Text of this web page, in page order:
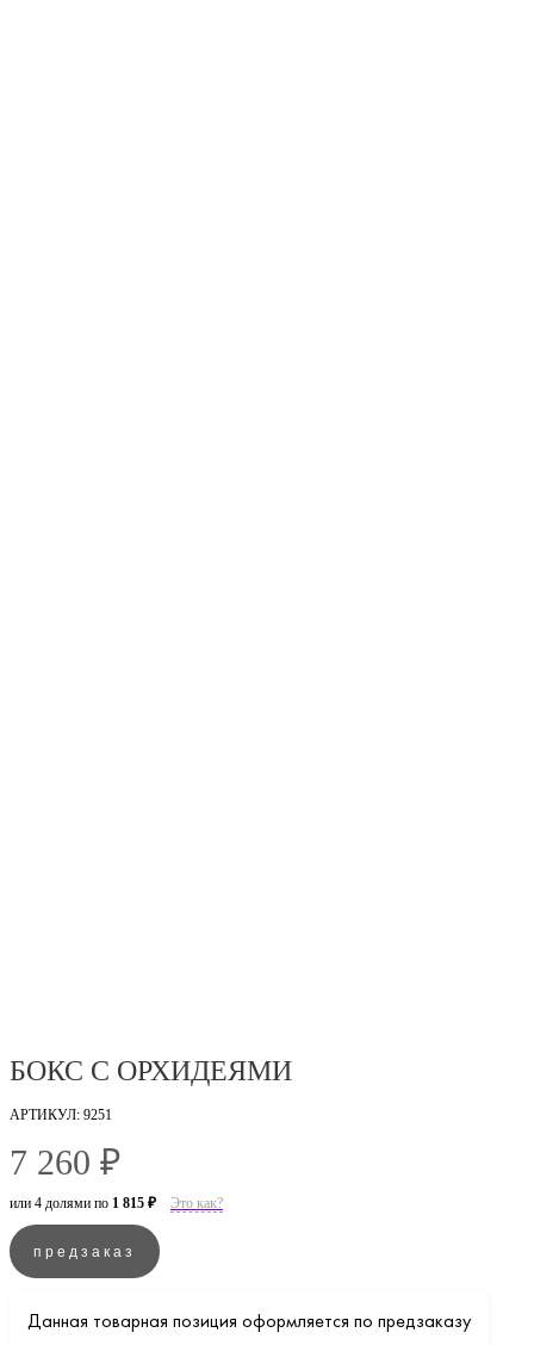
БОКС С ОРХИДЕЯМИ
АРТИКУЛ: 9251
7 260 ₽
или 4 долями по 1 815 ₽ Это как?
предзаказ
Данная товарная позиция оформляется по предзаказу